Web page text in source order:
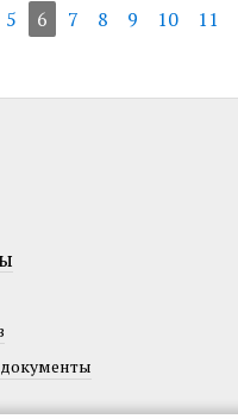
5 6 7 8 9 10 11